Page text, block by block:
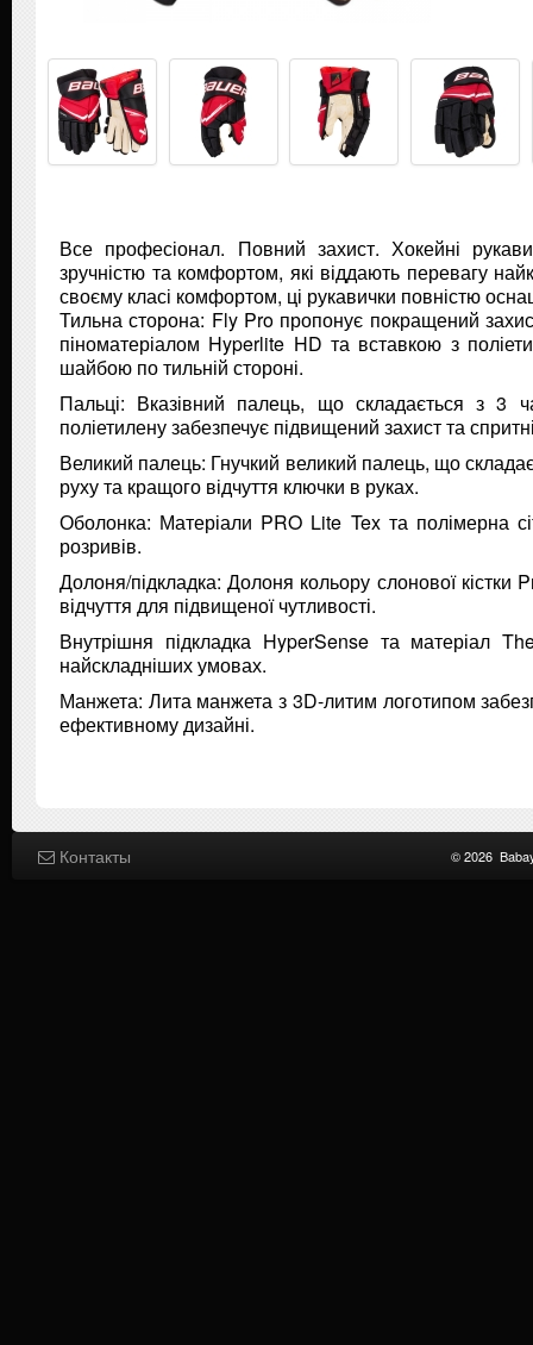
Все професіонал. Повний захист. Хокейні
зручністю та комфортом, які віддають перевагу
своєму класі комфортом, ці рукавички повністю
Тильна сторона: Fly Pro пропонує покращений
піноматеріалом Hyperlite HD та вставкою з
шайбою по тильній стороні.
Пальці: Вказівний палець, що складається з 3
поліетилену забезпечує підвищений захист та
Великий палець: Гнучкий великий палець, що
руху та кращого відчуття ключки в руках.
Оболонка: Матеріали PRO Lite Tex та полімерна
розривів.
Долоня/підкладка: Долоня кольору слонової кістки
відчуття для підвищеної чутливості.
Внутрішня підкладка HyperSense та матеріал
найскладніших умовах.
Манжета: Лита манжета з 3D-литим логотипом
ефективному дизайні.
Контакты © 2026